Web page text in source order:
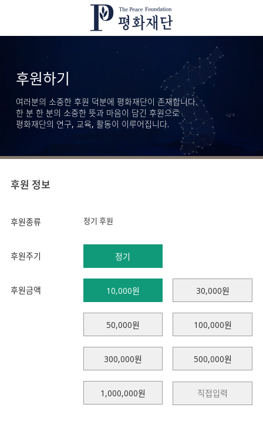
후원하기
여러분의 소중한 후원 덕분에 평화재단이 존재합니다.
한 분 한 분의 소중한 뜻과 마음이 담긴 후원으로
평화재단의 연구, 교육, 활동이 이루어집니다.
후원 정보
후원종류 정기 후원
후원주기 정기
후원금액 10,000원 30,000원
50,000원 100,000원
300,000원 500,000원
1,000,000원